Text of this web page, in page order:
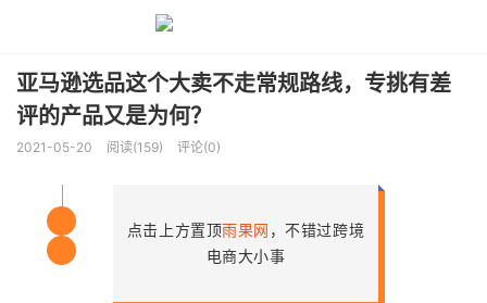
亚马逊选品这个大卖不走常规路线，专挑有差
评的产品又是为何？
2021-05-20 阅读(159) 评论(0)
关
点击上方置顶雨果网 ，不错过跨境
电商大小事